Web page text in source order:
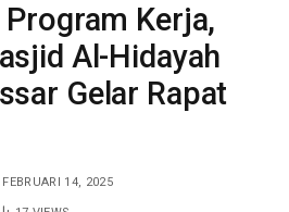
Kerja,
Al-Hidayah
Gelar Rapat
FEBRUARI 14, 2025